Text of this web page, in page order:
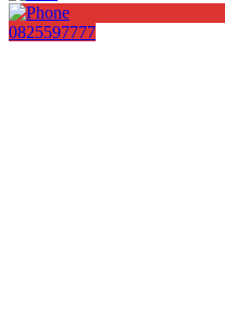
0825597777